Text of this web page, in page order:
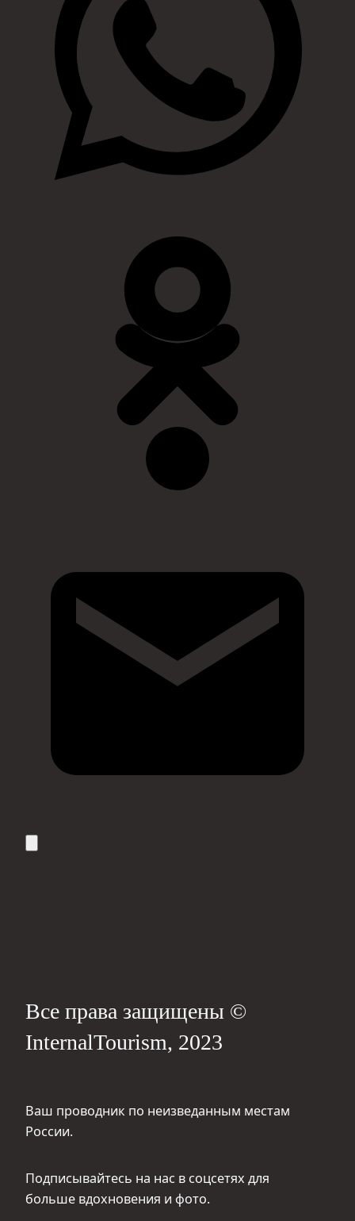
Все права защищены ©
InternalTourism, 2023
Ваш проводник по неизведанным местам
России.
Подписывайтесь на нас в соцсетях для
больше вдохновения и фото.